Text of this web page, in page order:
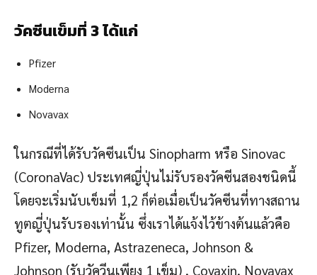
วัคซีนเข็มที่ 3 ได้แก่
Pfizer
Moderna
Novavax
ในกรณีที่ได้รับวัคซีนเป็น Sinopharm หรือ Sinovac
(CoronaVac) ประเทศญี่ปุ่นไม่รับรองวัคซีนสองชนิดนี้
โดยจะเริ่มนับเข็มที่ 1,2 ก็ต่อเมื่อเป็นวัคซีนที่ทางสถาน
ทูตญี่ปุ่นรับรองเท่านั้น ซึ่งเราได้แจ้งไว้ข้างต้นแล้วคือ
Pfizer, Moderna, Astrazeneca, Johnson &
Johnson (รับวัควีนเพียง 1 เข็ม) , Covaxin, Novavax